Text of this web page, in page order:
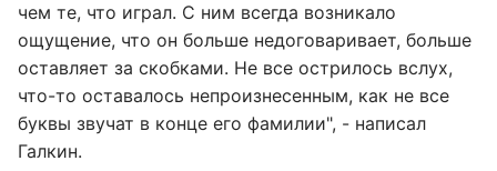
чем те, что играл. С ним всегда возникало
ощущение, что он больше недоговаривает, больше
оставляет за скобками. Не все острилось вслух,
что-то оставалось непроизнесенным, как не все
буквы звучат в конце его фамилии", - написал
Галкин.